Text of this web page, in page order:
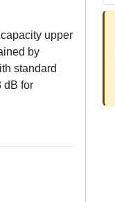
upper
by
standard
dB for